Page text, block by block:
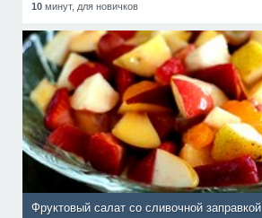
10 минут, для новичков
Фруктовый салат со сливочной заправкой